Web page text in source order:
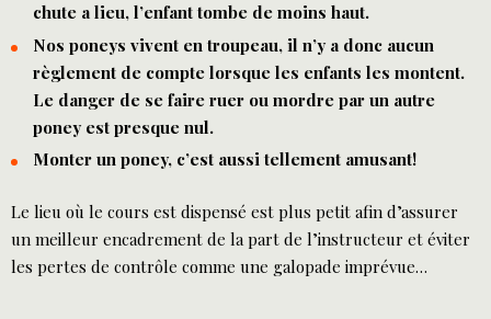
chute a lieu, l’enfant tombe de moins haut.
Nos poneys vivent en troupeau, il n’y a donc aucun
règlement de compte lorsque les enfants les montent.
Le danger de se faire ruer ou mordre par un autre
poney est presque nul.
Monter un poney, c’est aussi tellement amusant!
Le lieu où le cours est dispensé est plus petit afin d’assurer
un meilleur encadrement de la part de l’instructeur et éviter
les pertes de contrôle comme une galopade imprévue…